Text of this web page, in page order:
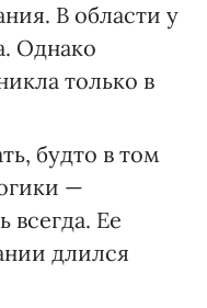
В области у
Однако
только в
будто в том
—
всегда. Ее
длился